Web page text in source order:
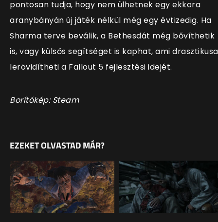
pontosan tudja, hogy nem ülhetnek egy ekkora
aranybányán új játék nélkül még egy évtizedig. Ha
Sharma terve beválik, a Bethesdát még bővíthetik
is, vagy külsős segítséget is kaphat, ami
lerövidítheti a Fallout 5 fejlesztési idejét.
Borítókép: Steam
EZEKET OLVASTAD MÁR?